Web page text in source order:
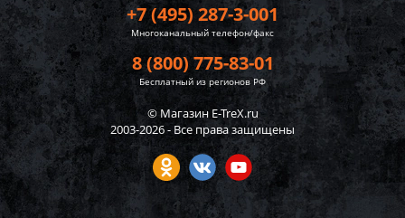
+7 (495) 287-3-001
Многоканальный телефон/факс
8 (800) 775-83-01
Бесплатный из регионов РФ
© Магазин E-TreX.ru
2003-2026 - Все права защищены